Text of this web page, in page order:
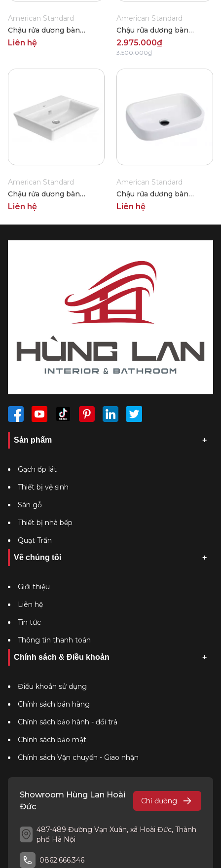
American Standard
Chậu rửa dương bàn
American Standard 0950-
WT(WP-0626)
Liên hệ
American Standard
Chậu rửa dương bàn
American Standard WP-
0618
2.975.000₫
3.500.000₫
American Standard
Chậu rửa dương bàn
American Standard WP-
Liên hệ
American Standard
Chậu rửa dương bàn
American Standard WP-
Liên hệ
Sản phẩm
Gạch ốp lát
Thiết bị vệ sinh
Sàn gỗ
Thiết bị nhà bếp
Quạt Trần
Về chúng tôi
Giới thiệu
Liên hệ
Tin tức
Thông tin thanh toán
Chính sách & Điều khoản
Điều khoản sử dụng
Chính sách bán hàng
Chính sách bảo hành - đổi trả
Chính sách bảo mật
Chính sách Vận chuyển - Giao nhận
Showroom Hùng Lan Hoài
Đức
Chỉ đường
487-489 Đường Vạn Xuân, xã Hoài Đức, Thành
phố Hà Nội
0862.666.346